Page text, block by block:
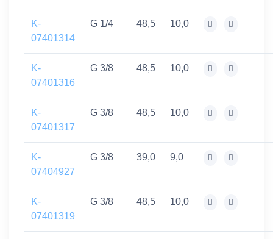
K-
07401314
G 1/4 48,5 10,0
K-
07401316
G 3/8 48,5 10,0
K-
07401317
G 3/8 48,5 10,0
K-
07404927
G 3/8 39,0 9,0
K-
07401319
G 3/8 48,5 10,0